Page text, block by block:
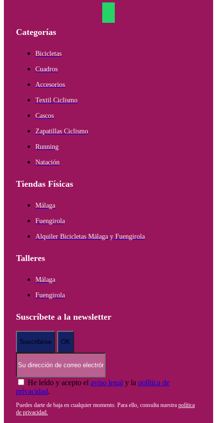
Categorías
Bicicletas
Cuadros
Accesorios
Textil Ciclismo
Cascos
Zapatillas Ciclismo
Running
Natación
Tiendas Físicas
Málaga
Fuengirola
Alquiler Bicicletas Málaga y Fuengirola
Talleres
Málaga
Fuengirola
Suscríbete a la newsletter
He leído y acepto el aviso legal y la política de
privacidad.
Puedes darte de baja en cualquier momento. Para ello, consulta nuestra política
de privacidad.